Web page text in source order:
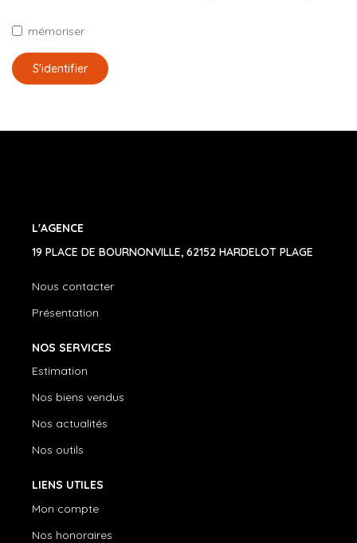
mémoriser
S'identifier
L'AGENCE
19 PLACE DE BOURNONVILLE, 62152 HARDELOT PLAGE
Nous contacter
Présentation
NOS SERVICES
Estimation
Nos biens vendus
Nos actualités
Nos outils
LIENS UTILES
Mon compte
Nos honoraires